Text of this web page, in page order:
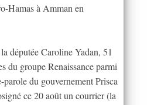
Hamas à Amman en
députée Caroline Yadan, 51
du groupe Renaissance parmi
parole du gouvernement Prisca
ce 20 août un courrier (la